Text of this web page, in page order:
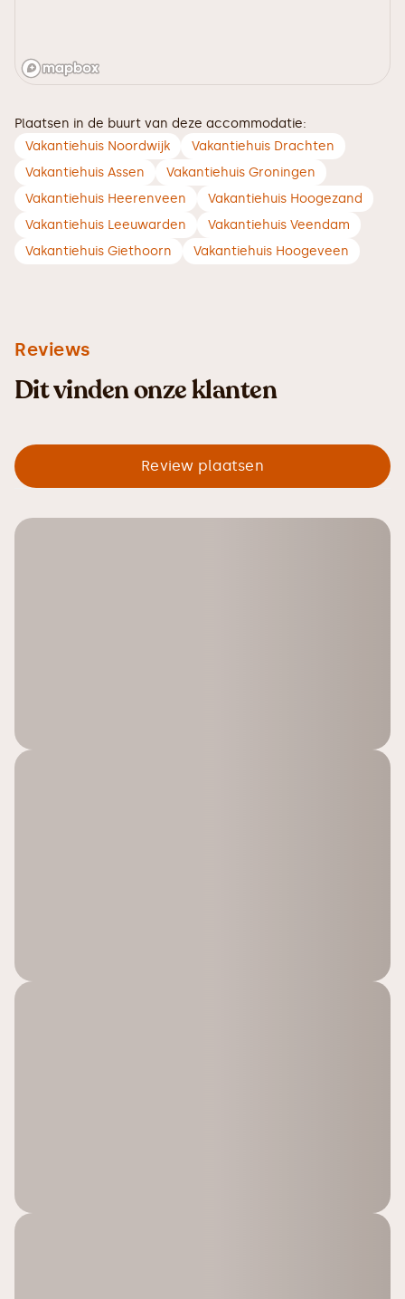
Plaatsen in de buurt van deze accommodatie:
Vakantiehuis Noordwijk
Vakantiehuis Drachten
Vakantiehuis Assen
Vakantiehuis Groningen
Vakantiehuis Heerenveen
Vakantiehuis Hoogezand
Vakantiehuis Leeuwarden
Vakantiehuis Veendam
Vakantiehuis Giethoorn
Vakantiehuis Hoogeveen
Reviews
Dit vinden onze klanten
Review plaatsen